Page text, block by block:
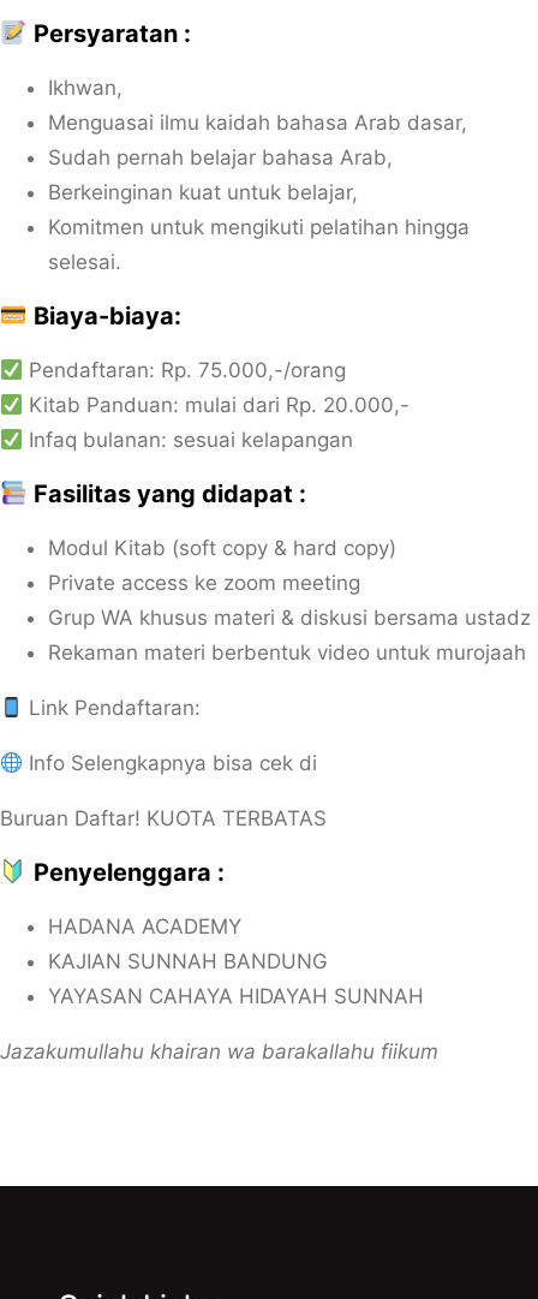
Persyaratan :
Ikhwan,
Menguasai ilmu kaidah bahasa Arab dasar,
Sudah pernah belajar bahasa Arab,
Berkeinginan kuat untuk belajar,
Komitmen untuk mengikuti pelatihan hingga
selesai.
Biaya-biaya:
Pendaftaran: Rp. 75.000,-/orang
Kitab Panduan: mulai dari Rp. 20.000,-
Infaq bulanan: sesuai kelapangan
Fasilitas yang didapat :
Modul Kitab (soft copy & hard copy)
Private access ke zoom meeting
Grup WA khusus materi & diskusi bersama ustadz
Rekaman materi berbentuk video untuk murojaah
Link Pendaftaran:
Info Selengkapnya bisa cek di
Buruan Daftar! KUOTA TERBATAS
Penyelenggara :
HADANA ACADEMY
KAJIAN SUNNAH BANDUNG
YAYASAN CAHAYA HIDAYAH SUNNAH
Jazakumullahu khairan wa barakallahu fiikum